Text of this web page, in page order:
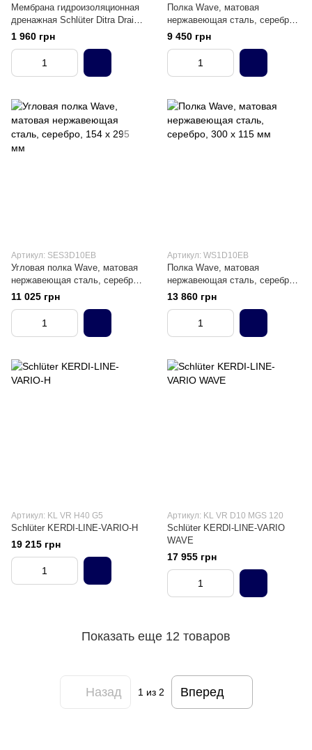
Мембрана гидроизоляционная
дренажная Schlüter Ditra Drain
8 под плитку для терасс и
балконов
1 960 грн
Полка Wave, матовая
нержавеющая сталь, серебро,
210 х 210 мм
9 450 грн
Артикул: SES3D10EB
Угловая полка Wave, матовая
нержавеющая сталь, серебро,
154 х 295 мм
11 025 грн
Артикул: WS1D10EB
Полка Wave, матовая
нержавеющая сталь, серебро,
300 х 115 мм
13 860 грн
Артикул: KL VR H40 G5
Schlüter KERDI-LINE-VARIO-H
19 215 грн
Артикул: KL VR D10 MGS 120
Schlüter KERDI-LINE-VARIO
WAVE
17 955 грн
Показать еще 12 товаров
Назад 1из 2 Вперед